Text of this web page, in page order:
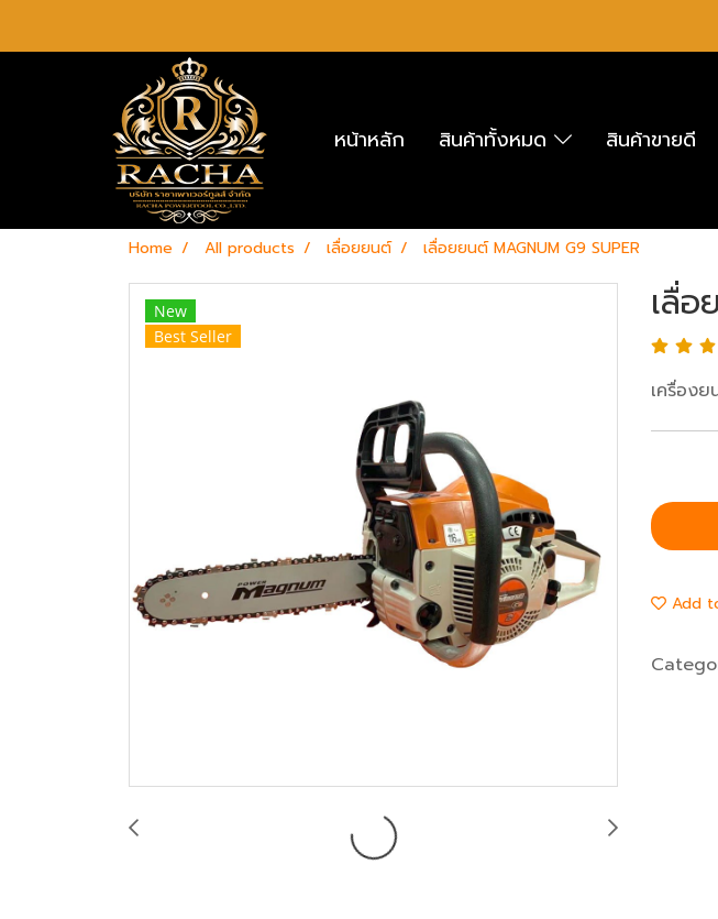
หน้าหลัก สินค้าทั้งหมด สินค้าขายดี
Home All products เลื่อยยนต์ เลื่อยยนต์ MAGNUM G9 SUPER
New
Best Seller
เลื่อ
เครื่อง
Add